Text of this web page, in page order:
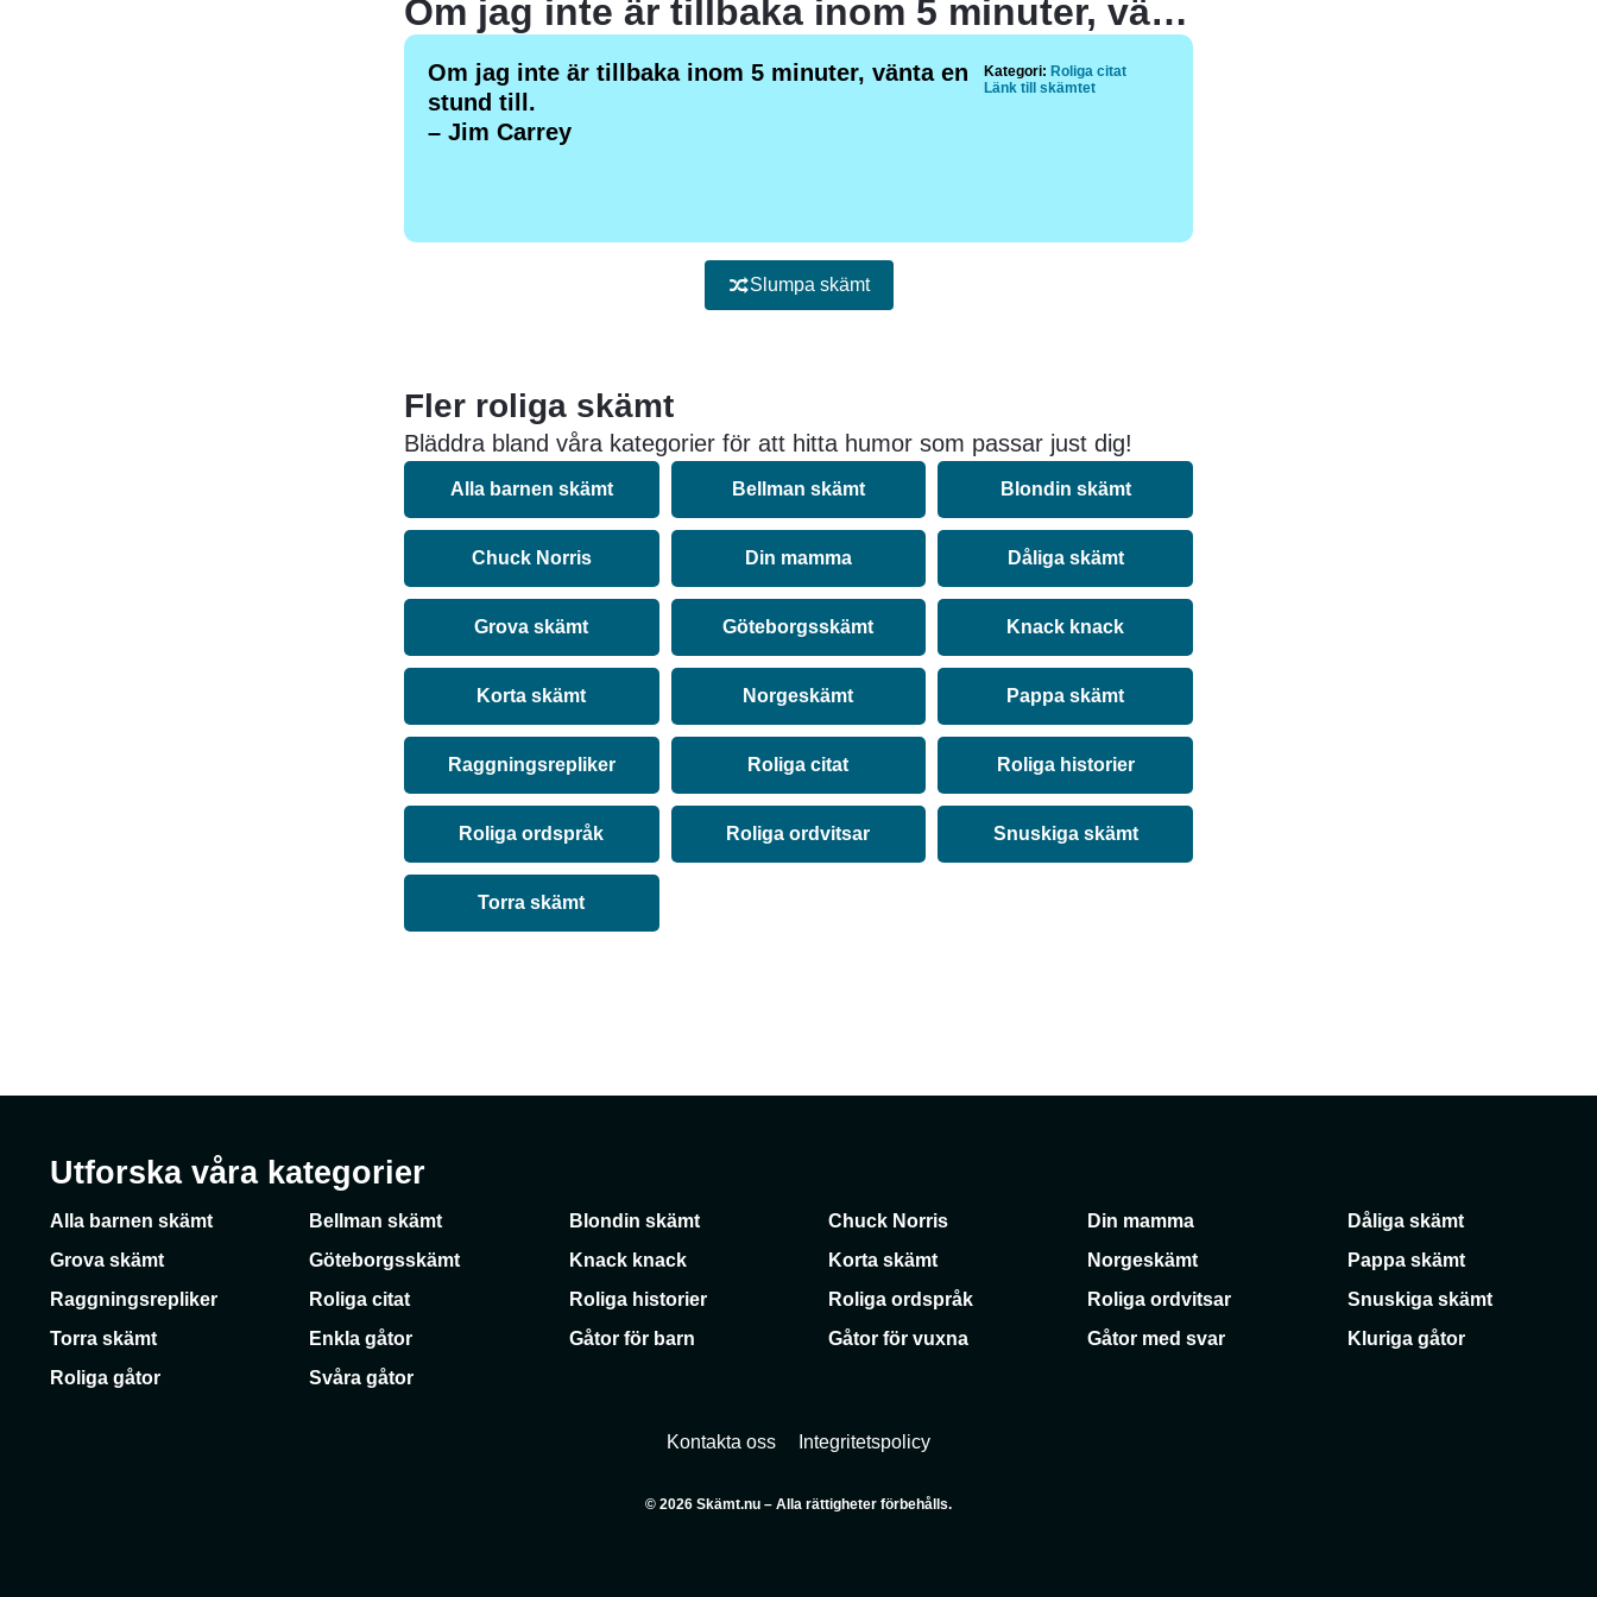
Om jag inte är tillbaka inom 5 minuter, vänta en stund till.
Om jag inte är tillbaka inom 5 minuter, vänta en
stund till.
– Jim Carrey
Kategori: Roliga citat
Länk till skämtet
Slumpa skämt
Fler roliga skämt
Bläddra bland våra kategorier för att hitta humor som passar just dig!
Alla barnen skämt Bellman skämt Blondin skämt
Chuck Norris Din mamma Dåliga skämt
Grova skämt Göteborgsskämt Knack knack
Korta skämt Norgeskämt Pappa skämt
Raggningsrepliker Roliga citat Roliga historier
Roliga ordspråk Roliga ordvitsar Snuskiga skämt
Torra skämt
Utforska våra kategorier
Alla barnen skämt Bellman skämt Blondin skämt Chuck Norris Din mamma
Dåliga skämt
Grova skämt
Göteborgsskämt Knack knack Korta skämt Norgeskämt
Pappa skämt
Raggningsrepliker
Roliga citat Roliga historier Roliga ordspråk Roliga ordvitsar
Snuskiga skämt
Torra skämt
Enkla gåtor Gåtor för barn Gåtor för vuxna Gåtor med svar
Kluriga gåtor
Roliga gåtor
Svåra gåtor
Kontakta oss Integritetspolicy
© 2026 Skämt.nu – Alla rättigheter förbehålls.